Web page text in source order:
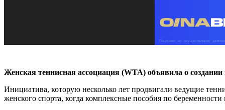
Женская теннисная ассоциация (WTA) объявила о
Инициатива, которую несколько лет продвигали ведущие
женского спорта, когда комплексные пособия по